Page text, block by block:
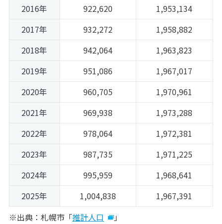
2016年
922,620
1,953,134
2017年
932,272
1,958,882
2018年
942,064
1,963,823
2019年
951,086
1,967,017
2020年
960,705
1,970,961
2021年
969,938
1,973,288
2022年
978,064
1,972,381
2023年
987,735
1,971,225
2024年
995,959
1,968,641
2025年
1,004,838
1,967,391
※出典：札幌市「推計人口 」